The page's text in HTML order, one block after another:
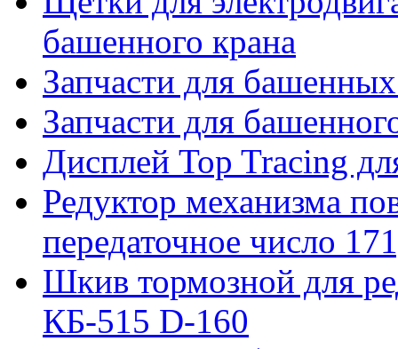
башенного крана
Запчасти для
Запчасти для
Дисплей Top Tracing
Редуктор механизма
передаточное число
Шкив тормозной для
КБ-515 D-160